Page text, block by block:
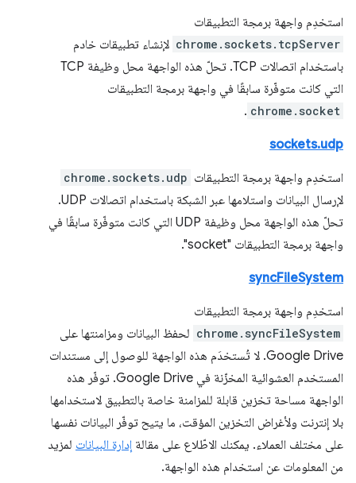
استخدِم واجهة برمجة التطبيقات
chrome.sockets.tcpServer لإنشاء تطبيقات خادم
باستخدام اتصالات TCP. تحلّ هذه الواجهة محل وظيفة TCP
التي كانت متوفّرة سابقًا في واجهة برمجة التطبيقات
chrome.socket
.
sockets.udp
استخدِم واجهة برمجة التطبيقات chrome.sockets.udp
لإرسال البيانات واستلامها عبر الشبكة باستخدام اتصالات UDP.
تحلّ هذه الواجهة محل وظيفة UDP التي كانت متوفّرة سابقًا في
واجهة برمجة التطبيقات "socket".
syncFileSystem
استخدِم واجهة برمجة التطبيقات
chrome.syncFileSystem لحفظ البيانات ومزامنتها على
Google Drive. لا تُستخدَم هذه الواجهة للوصول إلى مستندات
المستخدم العشوائية المخزّنة في Google Drive. توفّر هذه
الواجهة مساحة تخزين قابلة للمزامنة خاصة بالتطبيق لاستخدامها
بلا إنترنت ولأغراض التخزين المؤقت، ما يتيح توفّر البيانات نفسها
على مختلف العملاء. يمكنك الاطّلاع على مقالة إدارة البيانات لمزيد
من المعلومات عن استخدام هذه الواجهة.